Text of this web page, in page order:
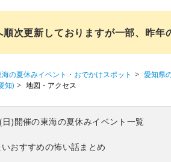
次更新しておりますが一部、昨年
海の夏休みイベント・おでかけスポット 愛知県
知)
地図・アクセス
)開催の東海の夏休みイベント一覧
いおすすめの怖い話まとめ